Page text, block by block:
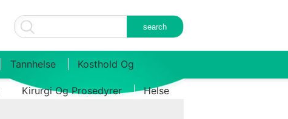
Tannhelse Kosthold Og
Kirurgi Og Prosedyrer Helse